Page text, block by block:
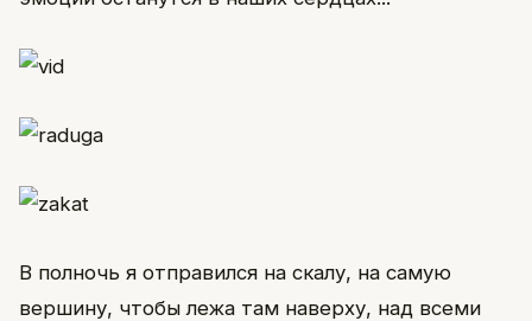
В полночь я отправился на скалу, на самую
вершину, чтобы лежа там наверху, над всеми